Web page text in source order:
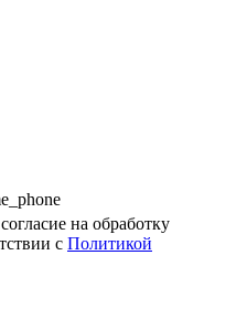
на обработку
с Политикой